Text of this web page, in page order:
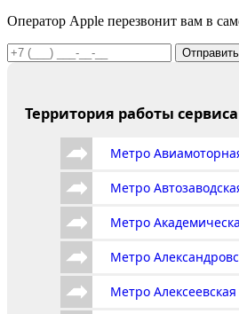
Оператор Apple перезвонит вам в
Отправить
Территория работы сервиса
Метро
Метро
Метро
Метро
Метро Алексеевская